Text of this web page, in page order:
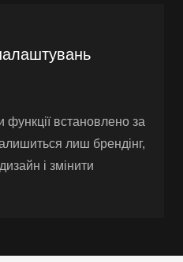
функції встановлено за
лиш брендінг,
і змінити